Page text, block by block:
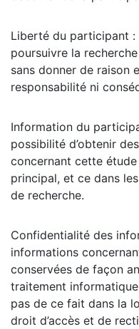
Liberté du participant
poursuivre la
sans donner de raison
responsabilité ni
Information du
possibilité d’obtenir
concernant cette étude
principal, et ce dans
de recherche.
Confidentialité des
informations
conservées de façon
traitement informatique
pas de ce fait dans la
droit d’accès et de